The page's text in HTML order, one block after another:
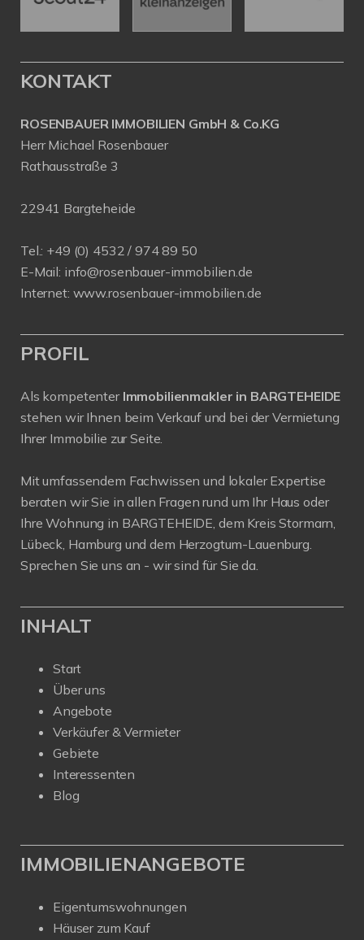
KONTAKT
ROSENBAUER IMMOBILIEN GmbH & Co.KG
Herr Michael Rosenbauer
Rathausstraße 3
22941 Bargteheide
Tel.: +49 (0) 4532 / 974 89 50
E-Mail: info@rosenbauer-immobilien.de
Internet: www.rosenbauer-immobilien.de
PROFIL
Als kompetenter Immobilienmakler in BARGTEHEIDE
stehen wir Ihnen beim Verkauf und bei der Vermietung
Ihrer Immobilie zur Seite.
Mit umfassendem Fachwissen und lokaler Expertise
beraten wir Sie in allen Fragen rund um Ihr Haus oder
Ihre Wohnung in BARGTEHEIDE, dem Kreis Stormarn,
Lübeck, Hamburg und dem Herzogtum-Lauenburg.
Sprechen Sie uns an - wir sind für Sie da.
INHALT
Start
Über uns
Angebote
Verkäufer & Vermieter
Gebiete
Interessenten
Blog
IMMOBILIENANGEBOTE
Eigentumswohnungen
Häuser zum Kauf